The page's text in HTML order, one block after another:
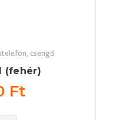
csengő
(fehér)
Ft